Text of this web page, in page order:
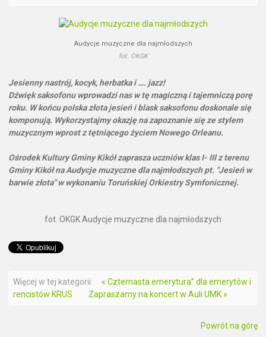
Audycje muzyczne dla najmłodszych
fot. OKGK
Jesienny nastrój, kocyk, herbatka i …. jazz!
Dźwięk saksofonu wprowadzi nas w tę magiczną i tajemniczą porę
roku. W końcu polska złota jesień i blask saksofonu doskonale się
komponują. Wykorzystajmy okazję na zapoznanie się ze stylem
muzycznym wprost z tętniącego życiem Nowego Orleanu.
Ośrodek Kultury Gminy Kikół zaprasza uczniów klas I- III z terenu
Gminy Kikół na Audycje muzyczne dla najmłodszych pt. "Jesień w
barwie złota" w wykonaniu Toruńskiej Orkiestry Symfonicznej.
fot. OKGK Audycje muzyczne dla najmłodszych
Więcej w tej kategorii:
« Czternasta emerytura” dla emerytów i
rencistów KRUS
Zapraszamy na koncert w Auli UMK »
Powrót na górę